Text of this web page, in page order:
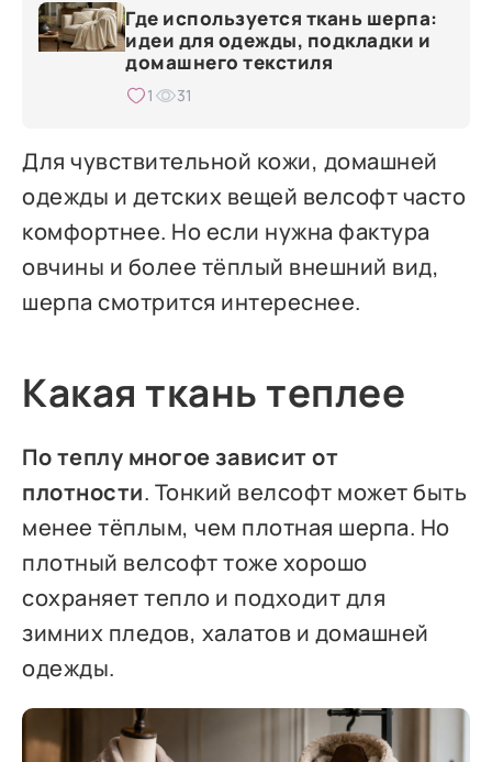
Где используется ткань шерпа:
идеи для одежды, подкладки и
домашнего текстиля
1 31
Для чувствительной кожи, домашней
одежды и детских вещей велсофт часто
комфортнее. Но если нужна фактура
овчины и более тёплый внешний вид,
шерпа смотрится интереснее.
Какая ткань теплее
По теплу многое зависит от
плотности. Тонкий велсофт может быть
менее тёплым, чем плотная шерпа. Но
плотный велсофт тоже хорошо
сохраняет тепло и подходит для
зимних пледов, халатов и домашней
одежды.